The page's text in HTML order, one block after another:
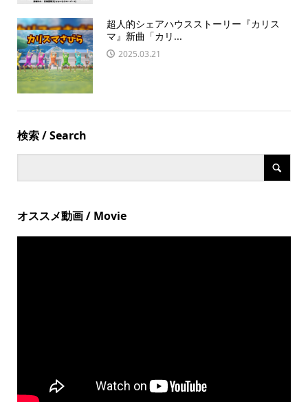
超人的シェアハウスストーリー『カリス
マ』新曲「カリ...
2025.03.21
検索 / Search
オススメ動画 / Movie